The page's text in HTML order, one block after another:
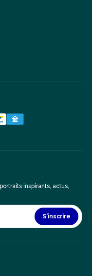
inspirants, actus,
S'inscrire